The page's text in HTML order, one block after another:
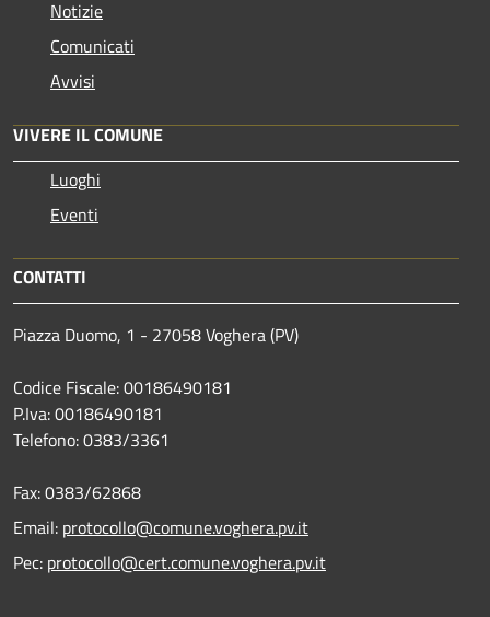
Notizie
Comunicati
Avvisi
VIVERE IL COMUNE
Luoghi
Eventi
CONTATTI
Piazza Duomo, 1 - 27058 Voghera (PV)
Codice Fiscale: 00186490181
P.Iva: 00186490181
Telefono:0383/3361
Fax:0383/62868
Email: protocollo@comune.voghera.pv.it
Pec: protocollo@cert.comune.voghera.pv.it